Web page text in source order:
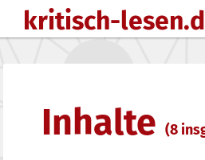
kritisch-
Inhalte (8